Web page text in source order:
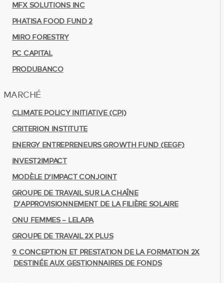
MFX SOLUTIONS INC
PHATISA FOOD FUND 2
MIRO FORESTRY
PC CAPITAL
PRODUBANCO
MARCHÉ
CLIMATE POLICY INITIATIVE (CPI)
CRITERION INSTITUTE
ENERGY ENTREPRENEURS GROWTH FUND (EEGF)
INVEST2IMPACT
MODÈLE D’IMPACT CONJOINT
GROUPE DE TRAVAIL SUR LA CHAÎNE
D’APPROVISIONNEMENT DE LA FILIÈRE SOLAIRE
ONU FEMMES – LELAPA
GROUPE DE TRAVAIL 2X PLUS
9. CONCEPTION ET PRESTATION DE LA FORMATION 2X
DESTINÉE AUX GESTIONNAIRES DE FONDS